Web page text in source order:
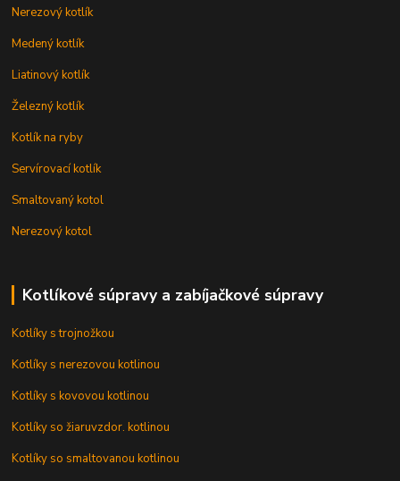
Nerezový kotlík
Medený kotlík
Liatinový kotlík
Železný kotlík
Kotlík na ryby
Servírovací kotlík
Smaltovaný kotol
Nerezový kotol
Kotlíkové súpravy a zabíjačkové súpravy
Kotlíky s trojnožkou
Kotlíky s nerezovou kotlinou
Kotlíky s kovovou kotlinou
Kotlíky so žiaruvzdor. kotlinou
Kotlíky so smaltovanou kotlinou